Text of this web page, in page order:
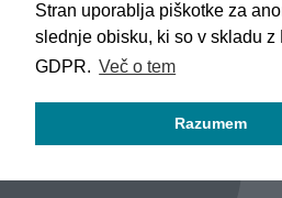
Stran uporablja piškotke za
slednje obisku, ki so v skladu z
GDPR. Več o tem
Razumem
Celje
Koper
Kranj